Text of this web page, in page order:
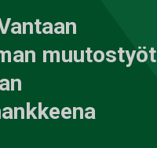
muutostyöt